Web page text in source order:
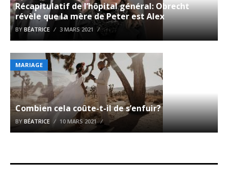
Récapitulatif de l’hôpital général: Obrecht
révèle que la mère de Peter est Alex
BY BÉATRICE 3 MARS 2021
MARIAGE
Combien cela coûte-t-il de s’enfuir?
BY BÉATRICE 10 MARS 2021